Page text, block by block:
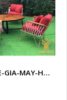
GHE-CAFE-GIA-MAY-HTT - L110